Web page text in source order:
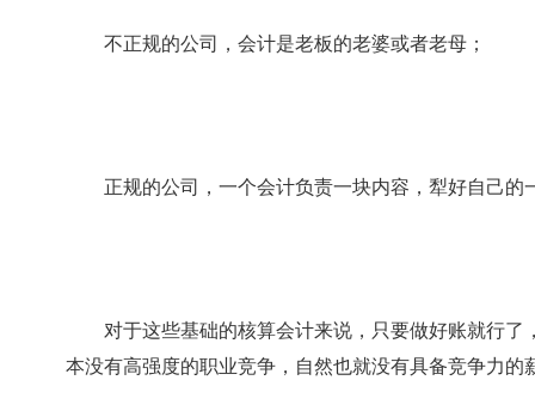
不正规的公司，会计是老板的老婆或者老母；
正规的公司，一个会计负责一块内容，犁好自己的
对于这些基础的核算会计来说，只要做好账就行了
本没有高强度的职业竞争，自然也就没有具备竞争力的